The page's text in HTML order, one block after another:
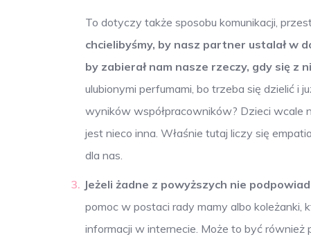
To dotyczy także sposobu komunikacji,
chcielibyśmy, by nasz partner ustalał w
by zabierał nam nasze rzeczy, gdy się z
ulubionymi perfumami, bo trzeba się dzielić
wyników współpracowników? Dzieci wcale
jest nieco inna. Właśnie tutaj liczy się
dla nas.
Jeżeli żadne z powyższych nie
pomoc w postaci rady mamy albo
informacji w internecie. Może to być również